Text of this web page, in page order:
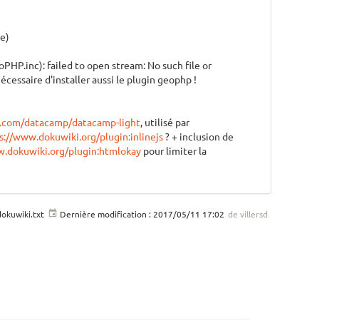
failed to open stream: No such file or
d'installer aussi le plugin geophp !
datacamp/datacamp-light, utilisé par
www.dokuwiki.org/plugin:inlinejs? + inclusion de
plugin:htmlokay pour limiter la
Dernière modification : 2017/05/11 17:02 de villersd